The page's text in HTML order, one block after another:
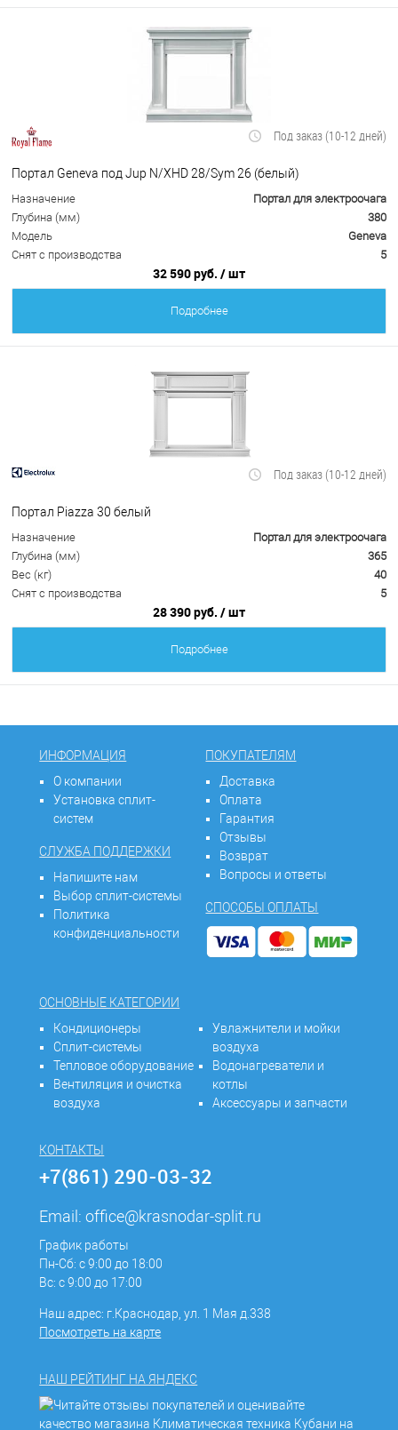
Под заказ (10-12 дней)
Портал Geneva под Jup N/XHD 28/Sym 26 (белый)
Назначение
Портал для электроочага
Глубина (мм)
380
Модель
Geneva
Снят с производства
5
32 590 руб. / шт
Подробнее
Под заказ (10-12 дней)
Портал Piazza 30 белый
Назначение
Портал для электроочага
Глубина (мм)
365
Вес (кг)
40
Снят с производства
5
28 390 руб. / шт
Подробнее
ИНФОРМАЦИЯ
О компании
Установка сплит-
систем
СЛУЖБА ПОДДЕРЖКИ
Напишите нам
Выбор сплит-системы
Политика
конфиденциальности
ПОКУПАТЕЛЯМ
Доставка
Оплата
Гарантия
Отзывы
Возврат
Вопросы и ответы
СПОСОБЫ ОПЛАТЫ
ОСНОВНЫЕ КАТЕГОРИИ
Кондиционеры
Сплит-системы
Тепловое оборудование
Вентиляция и очистка
воздуха
Увлажнители и мойки
воздуха
Водонагреватели и
котлы
Аксессуары и запчасти
КОНТАКТЫ
+7(861) 290-03-32
Email:office@krasnodar-split.ru
График работы
Пн-Сб: с 9:00 до 18:00
Вс: с 9:00 до 17:00
Наш адрес: г.Краснодар, ул. 1 Мая д.338
Посмотреть на карте
НАШ РЕЙТИНГ НА ЯНДЕКС